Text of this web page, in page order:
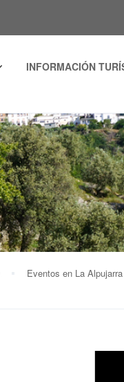
INFORMACIÓN
Eventos en La Alpujarra